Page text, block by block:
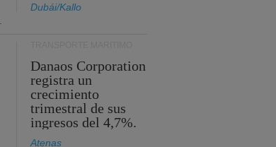
Dubái/Kallo
Danaos Corporation
registra un
crecimiento
trimestral de sus
ingresos del 4,7%.
Atenas